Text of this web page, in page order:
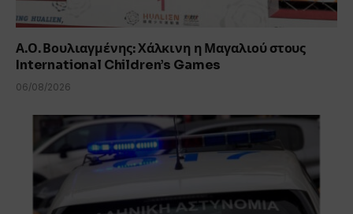
Α.Ο. Βουλιαγμένης: Χάλκινη η Μαγαλιού στους
International Children’s Games
06/08/2026